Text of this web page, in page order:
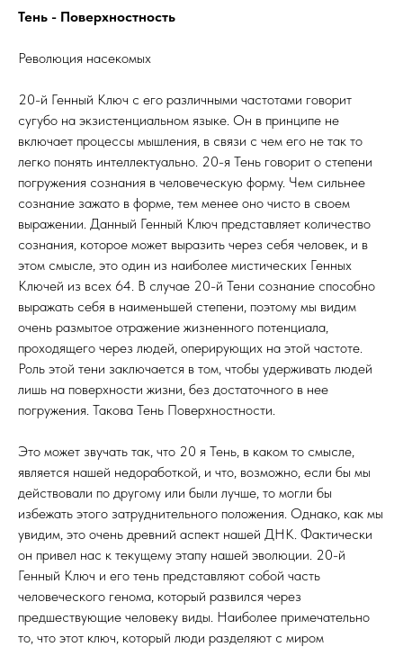
Тень - Поверхностность
Революция насекомых
20-й Генный Ключ с его различными частотами говорит
сугубо на экзистенциальном языке. Он в принципе не
включает процессы мышления, в связи с чем его не так то
легко понять интеллектуально. 20-я Тень говорит о степени
погружения сознания в человеческую форму. Чем сильнее
сознание зажато в форме, тем менее оно чисто в своем
выражении. Данный Генный Ключ представляет количество
сознания, которое может выразить через себя человек, и в
этом смысле, это один из наиболее мистических Генных
Ключей из всех 64. В случае 20-й Тени сознание способно
выражать себя в наименьшей степени, поэтому мы видим
очень размытое отражение жизненного потенциала,
проходящего через людей, оперирующих на этой частоте.
Роль этой тени заключается в том, чтобы удерживать людей
лишь на поверхности жизни, без достаточного в нее
погружения. Такова Тень Поверхностности.
Это может звучать так, что 20 я Тень, в каком то смысле,
является нашей недоработкой, и что, возможно, если бы мы
действовали по другому или были лучше, то могли бы
избежать этого затруднительного положения. Однако, как мы
увидим, это очень древний аспект нашей ДНК. Фактически
он привел нас к текущему этапу нашей эволюции. 20-й
Генный Ключ и его тень представляют собой часть
человеческого генома, который развился через
предшествующие человеку виды. Наиболее примечательно
то, что этот ключ, который люди разделяют с миром